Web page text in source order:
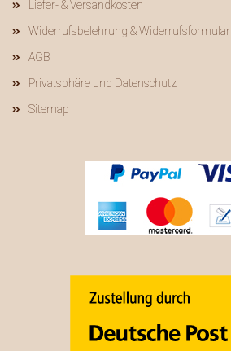
Liefer- & Versandkosten
Widerrufsbelehrung & Widerrufsformular
AGB
Privatsphäre und Datenschutz
Sitemap